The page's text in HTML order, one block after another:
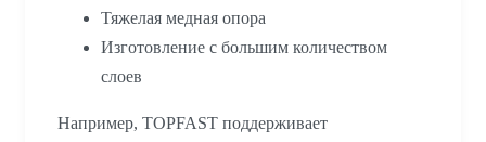
Тяжелая медная опора
Изготовление с большим количеством
слоев
Например, TOPFAST поддерживает